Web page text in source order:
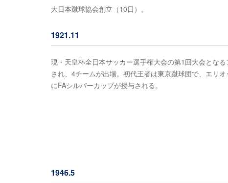
大日本蹴球協会創立（10日）。
1921.11
現・天皇杯全日本サッカー選手権大会の第1回大会とな
され、4チームが出場。初代王者は東京蹴球団で、エリ
にFAシルバーカップが授与される。
1946.5